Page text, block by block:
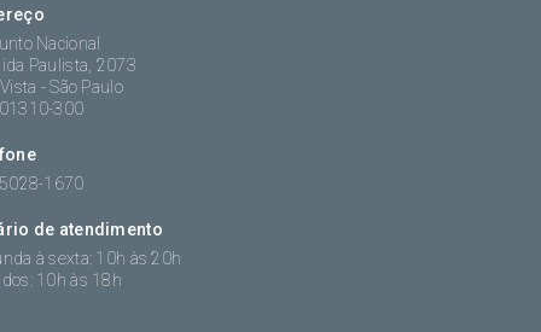
Nacional
Paulista, 2073
- São Paulo
300
1670
de atendimento
à sexta: 10h às 20h
10h às 18h